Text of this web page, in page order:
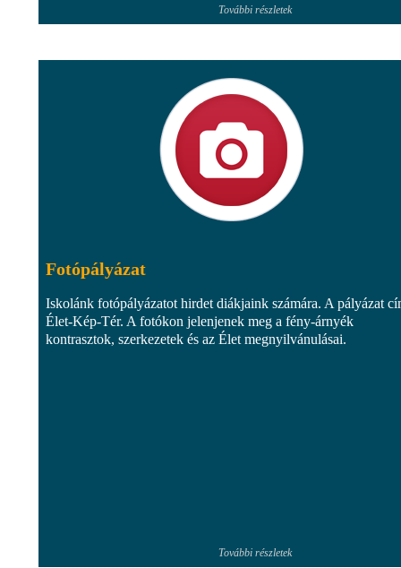
További részletek
Fotópályázat
Iskolánk fotópályázatot hirdet diákjaink számára. A pályázat
Élet-Kép-Tér. A fotókon jelenjenek meg a fény-árnyék
kontrasztok, szerkezetek és az Élet megnyilvánulásai.
További részletek